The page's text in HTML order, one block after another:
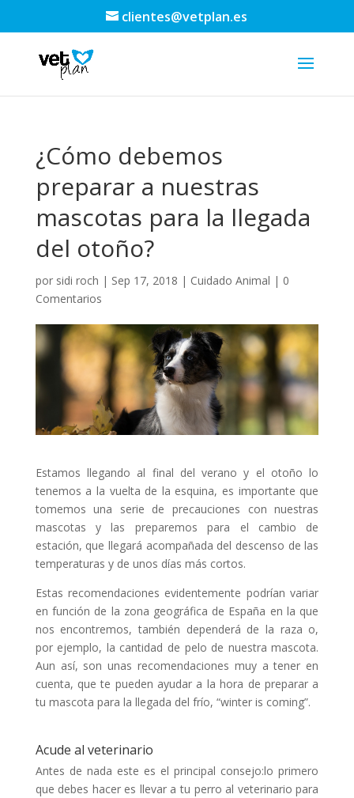
clientes@vetplan.es
¿Cómo debemos
preparar a nuestras
mascotas para la llegada
del otoño?
por sidi roch | Sep 17, 2018 | Cuidado Animal | 0
Comentarios
Estamos llegando al final del verano y el otoño lo
tenemos a la vuelta de la esquina, es importante que
tomemos una serie de precauciones con nuestras
mascotas y las preparemos para el cambio de
estación, que llegará acompañada del descenso de las
temperaturas y de unos días más cortos.
Estas recomendaciones evidentemente podrían variar
en función de la zona geográfica de España en la que
nos encontremos, también dependerá de la raza o,
por ejemplo, la cantidad de pelo de nuestra mascota.
Aun así, son unas recomendaciones muy a tener en
cuenta, que te pueden ayudar a la hora de preparar a
tu mascota para la llegada del frío, “winter is coming”.
Acude al veterinario
Antes de nada este es el principal consejo:lo primero
que debes hacer es llevar a tu perro al veterinario para